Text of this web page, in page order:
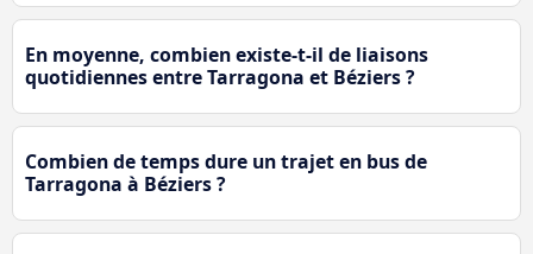
En moyenne, combien existe-t-il de liaisons
quotidiennes entre Tarragona et Béziers ?
Combien de temps dure un trajet en bus de
Tarragona à Béziers ?